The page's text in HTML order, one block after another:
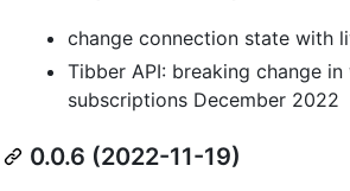
change connection state with
Tibber API: breaking change
subscriptions December 2022
0.0.6 (2022-11-19)